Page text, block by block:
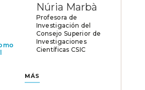
Núria Marbà
Profesora de
Investigación del
Consejo Superior de
Investigaciones
Científicas CSIC
MÁS